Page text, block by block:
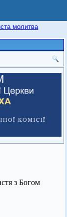
молитва
з Богом